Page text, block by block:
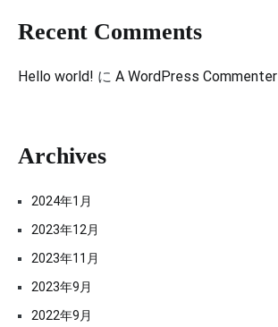
Recent Comments
Hello world! に A WordPress Commenter
Archives
2024年1月
2023年12月
2023年11月
2023年9月
2022年9月